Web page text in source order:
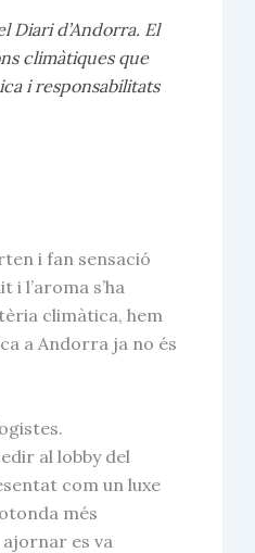
Diari d’Andorra. El
climàtiques que
i responsabilitats
i fan sensació
i l’aroma s’ha
climàtica, hem
a Andorra ja no és
al lobby del
com un luxe
més
es va